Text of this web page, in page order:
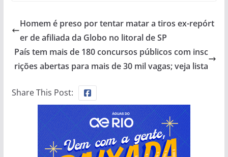
Homem é preso por tentar matar a tiros ex-repórt
er de afiliada da Globo no litoral de SP
País tem mais de 180 concursos públicos com insc
rições abertas para mais de 30 mil vagas; veja lista
Share This Post: